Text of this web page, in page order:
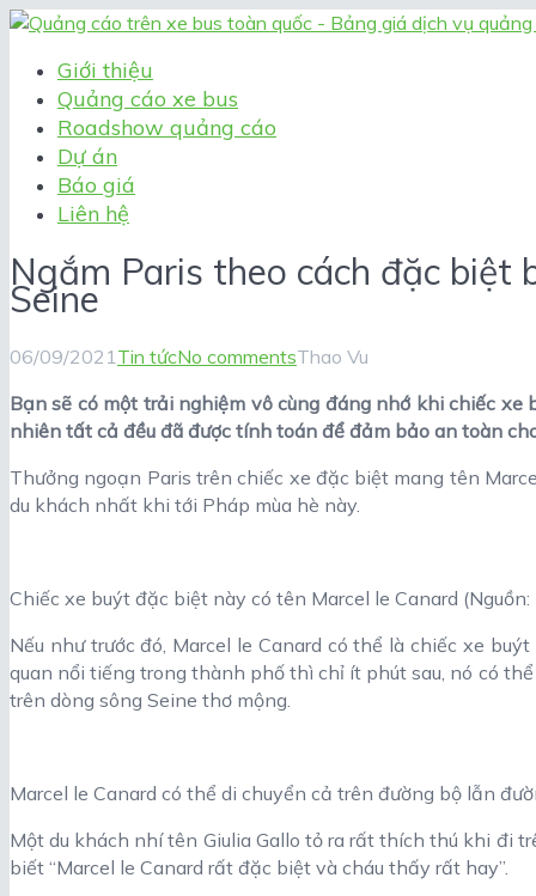
Giới thiệu
Quảng cáo xe bus
Roadshow quảng cáo
Dự án
Báo giá
Liên hệ
Ngắm Paris theo cách đặc biệt
Seine
06/09/2021 Tin tứcNo commentsThao Vu
Bạn sẽ có một trải nghiệm vô cùng đáng nhớ khi chiếc xe
nhiên tất cả đều đã được tính toán để đảm bảo an toàn
Thưởng ngoạn Paris trên chiếc xe đặc biệt mang tên
du khách nhất khi tới Pháp mùa hè này.
Chiếc xe buýt đặc biệt này có tên Marcel le Canard (Nguồn:
Nếu như trước đó, Marcel le Canard có thể là chiếc xe
quan nổi tiếng trong thành phố thì chỉ ít phút sau, nó có
trên dòng sông Seine thơ mộng.
Marcel le Canard có thể di chuyển cả trên đường bộ lẫn
Một du khách nhí tên Giulia Gallo tỏ ra rất thích thú khi đi
biết “Marcel le Canard rất đặc biệt và cháu thấy rất hay”.